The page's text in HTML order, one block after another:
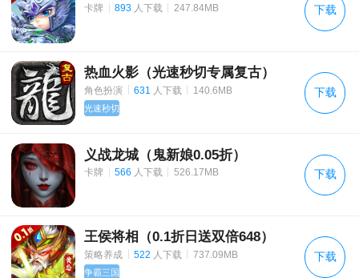
卡牌 | 893 人下载 | 247.84MB 下载
热血火影（光速秒切专属复古）
角色扮演 631 人下载 140.6MB
光速秒切
下载
义战龙城（鬼新娘0.05折）
卡牌 | 566 人下载 | 526.17MB 下载
王侯将相（0.1折日送双倍648）
策略养成 522 人下载 737.09MB
争霸三国
下载